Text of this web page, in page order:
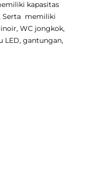
kapasitas
Serta memiliki
WC jongkok,
LED, gantungan,